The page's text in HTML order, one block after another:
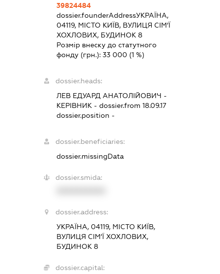
39824484
dossier.founderAddressУКРАЇНА,
04119, МІСТО КИЇВ, ВУЛИЦЯ СІМ’Ї
ХОХЛОВИХ, БУДИНОК 8
Розмір внеску до статутного
фонду (грн.): 33 000 (1 %)
dossier.heads:
ЛЕВ ЕДУАРД АНАТОЛІЙОВИЧ -
КЕРІВНИК - dossier.from 18.09.17
dossier.position -
dossier.beneficiaries:
dossier.missingData
dossier.smida:
dossier.address:
УКРАЇНА, 04119, МІСТО КИЇВ,
ВУЛИЦЯ СІМ’Ї ХОХЛОВИХ,
БУДИНОК 8
dossier.capital: